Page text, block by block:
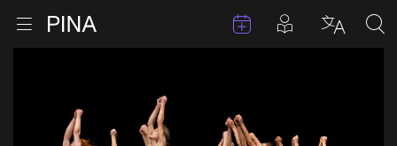
Ouvrir le menu Retour à la page d'accueil Évenements
Articles en